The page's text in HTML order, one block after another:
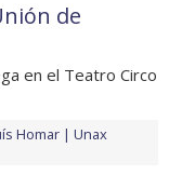
de
en el Teatro Circo
Homar
Unax